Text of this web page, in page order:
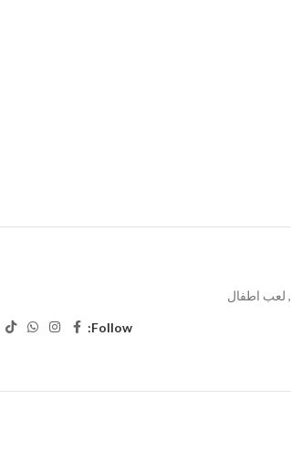
, لعب اطفال
Follow: